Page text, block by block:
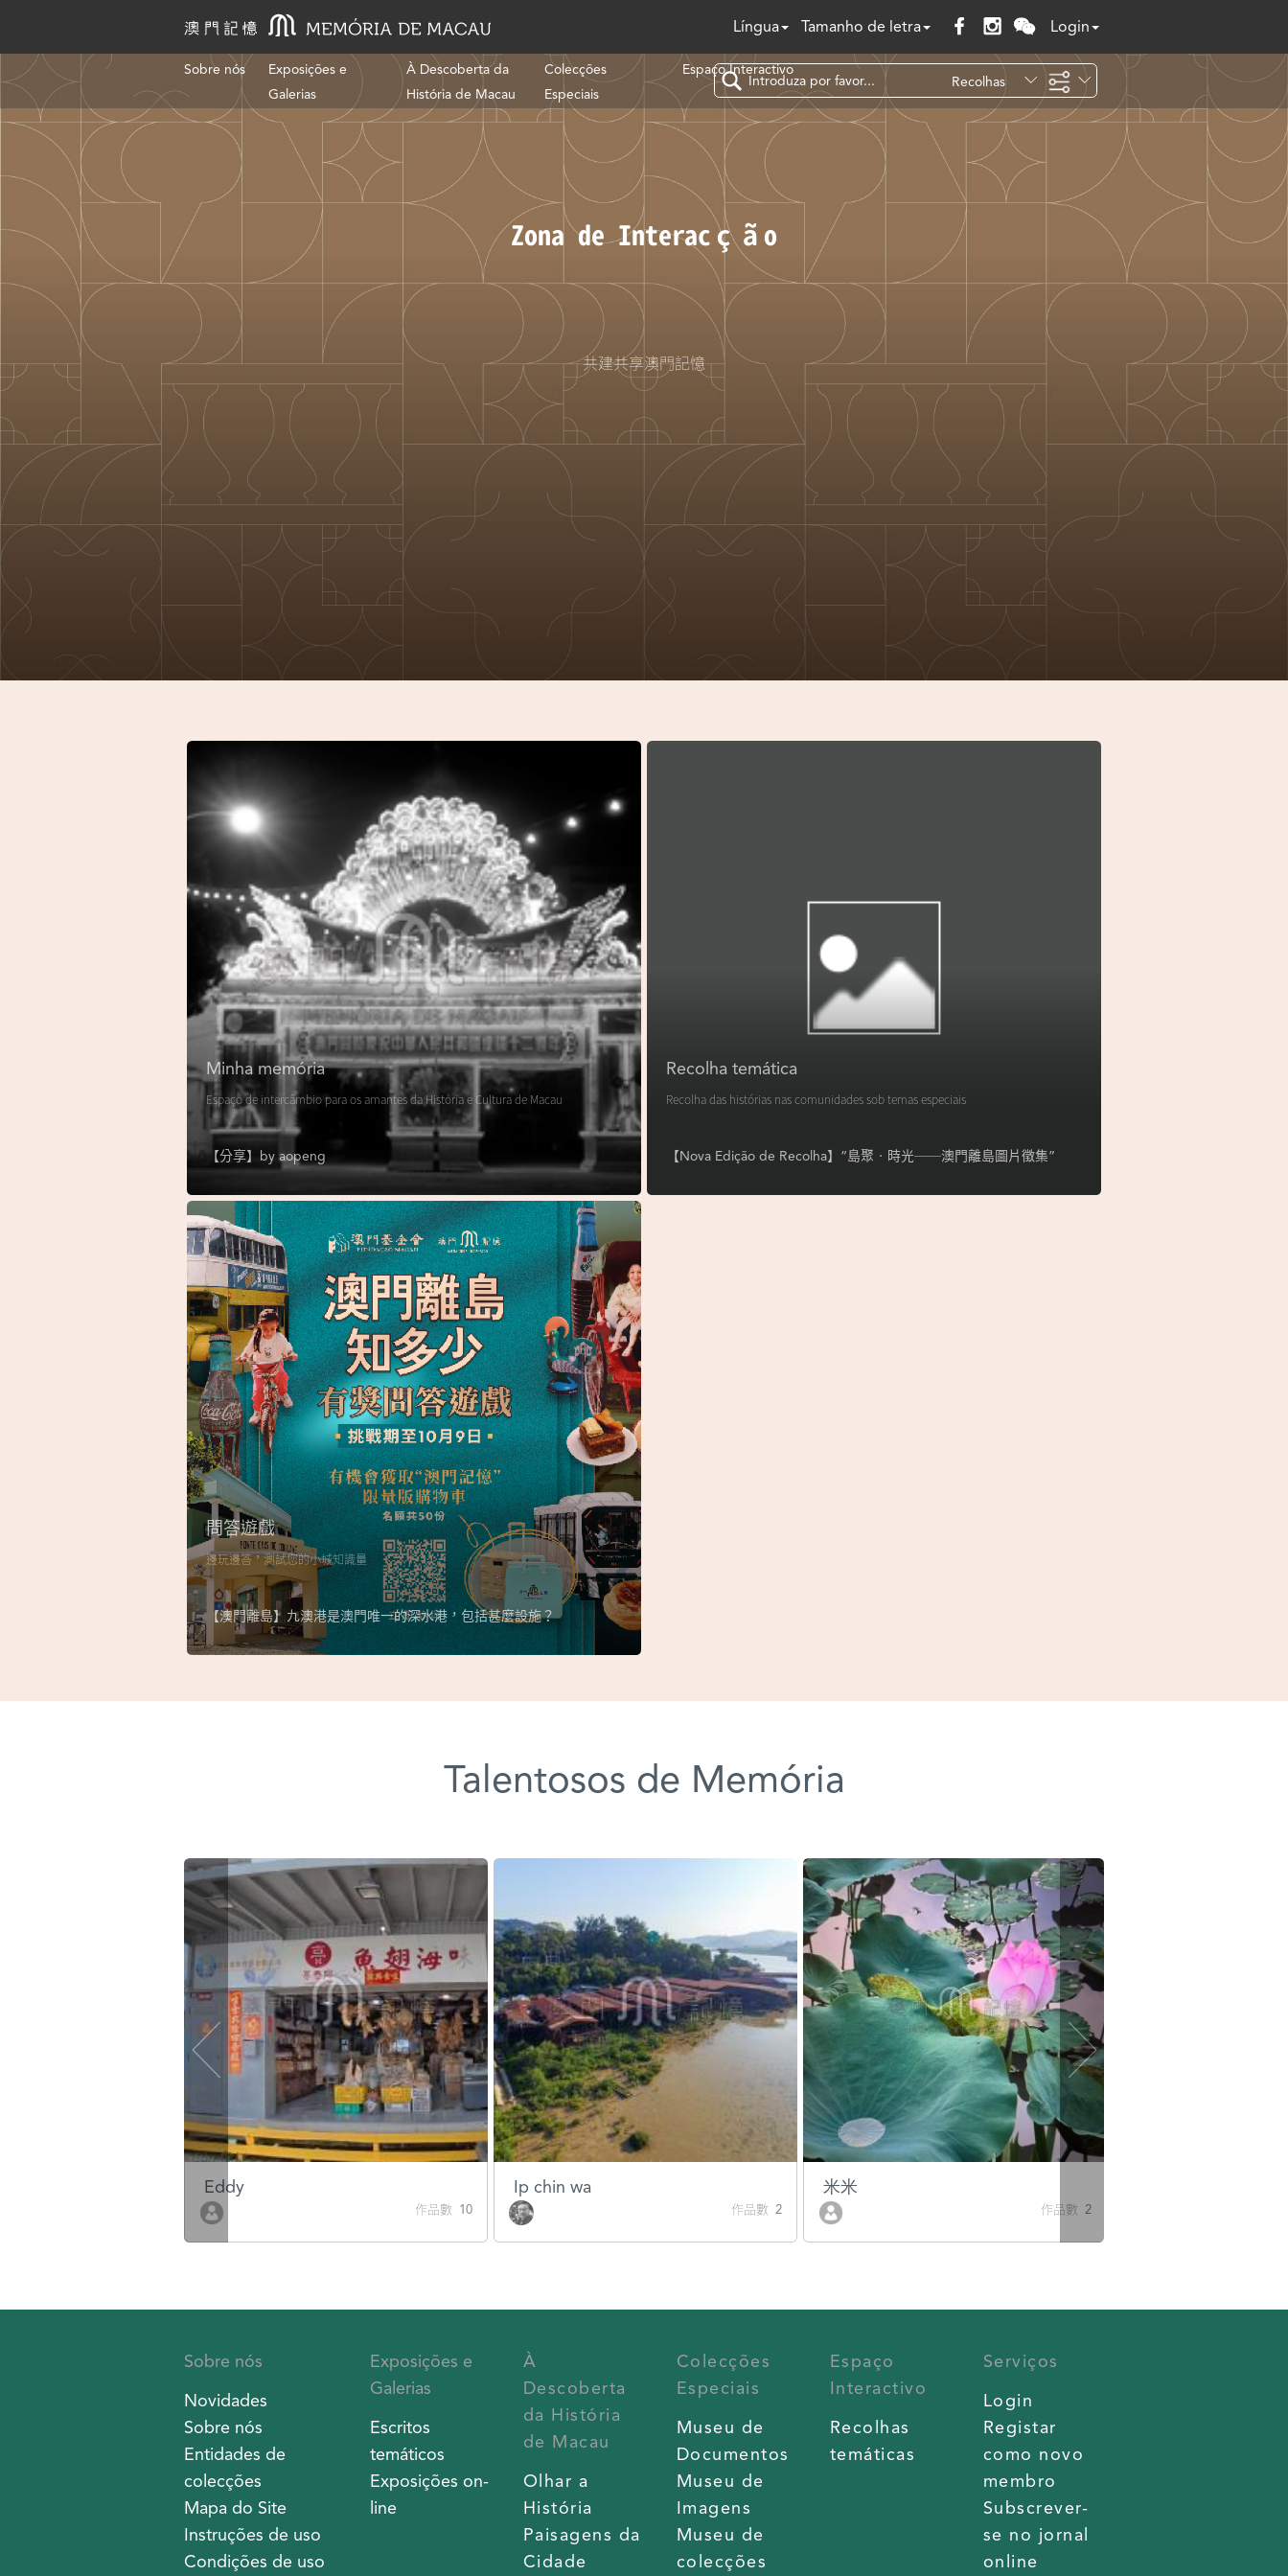
Língua Tamanho de letra Login
Sobre nós
Exposições e
Galerias
À Descoberta da
História de Macau
Colecções
Especiais
Espaço Interactivo
Recolhas
Temáticas
Todo o site
Zona de Interacção
共建共享澳門記憶
Minha memória
Espaço de intercâmbio para os amantes da História e Cultura de Macau
【分享】by aopeng
Recolha temática
Recolha das histórias nas comunidades sob temas especiais
【Nova Edição de Recolha】“島聚‧時光──澳門離島圖片徵集”
問答遊戲
邊玩邊答，測試您的小城知識量
【澳門離島】九澳港是澳門唯一的深水港，包括甚麼設施？
Talentosos de Memória
Eddy
作品數 10
Ip chin wa
作品數 2
米米
作品數 2
Sobre nós
Novidades
Sobre nós
Entidades de
colecções
Mapa do Site
Instruções de uso
Condições de uso
Exposições e
Galerias
Escritos
temáticos
Exposições on-
line
À
Descoberta
da História
de Macau
Olhar a
História
Paisagens da
Cidade
Colecções
Especiais
Museu de
Documentos
Museu de
Imagens
Museu de
colecções
Espaço
Interactivo
Recolhas
temáticas
Serviços
Login
Registar
como novo
membro
Subscrever-
se no jornal
online